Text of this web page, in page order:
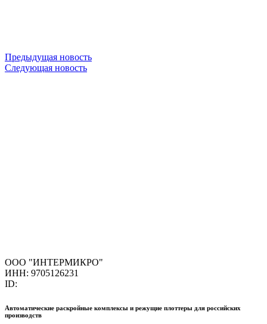
Предыдущая новость
Следующая новость
ООО "ИНТЕРМИКРО"
ИНН: 9705126231
ID:
Автоматические раскройные комплексы и режущие плоттеры для российских
производств